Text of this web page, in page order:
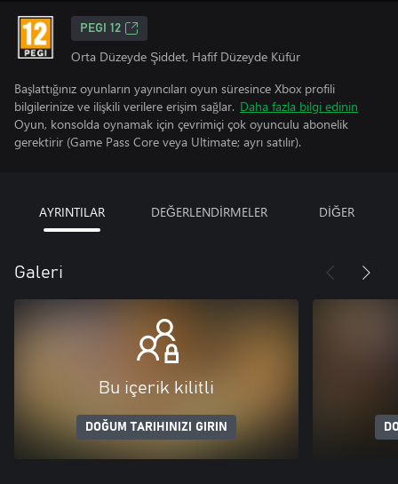
PEGI 12
Orta Düzeyde Şiddet, Hafif Düzeyde Küfür
Başlattığınız oyunların yayıncıları oyun süresince Xbox profili
bilgilerinize ve ilişkili verilere erişim sağlar. Daha fazla bilgi edinin
Oyun, konsolda oynamak için çevrimiçi çok oyunculu abonelik
gerektirir (Game Pass Core veya Ultimate; ayrı satılır).
AYRINTILAR DEĞERLENDİRMELER DİĞER
Galeri
Bu içerik kilitli
DOĞUM TARIHINIZI GIRIN